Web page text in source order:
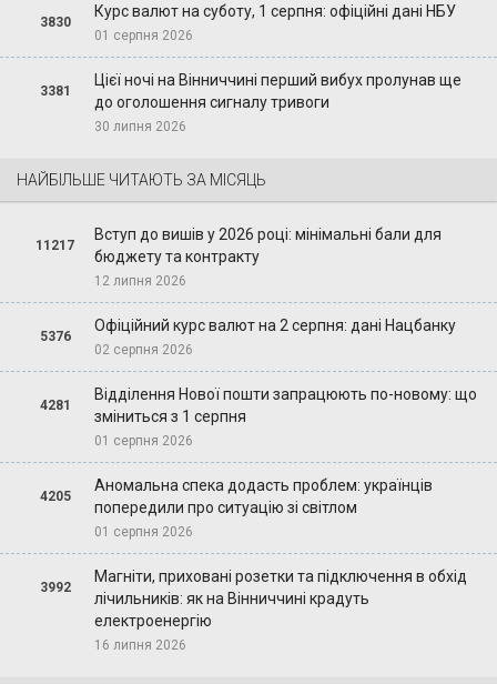
3830
Курс валют на суботу, 1 серпня: офіційні дані НБУ
01 серпня 2026
3381
Цієї ночі на Вінниччині перший вибух пролунав ще
до оголошення сигналу тривоги
30 липня 2026
НАЙБІЛЬШЕ ЧИТАЮТЬ ЗА МІСЯЦЬ
11217
Вступ до вишів у 2026 році: мінімальні бали для
бюджету та контракту
12 липня 2026
5376
Офіційний курс валют на 2 серпня: дані Нацбанку
02 серпня 2026
4281
Відділення Нової пошти запрацюють по-новому: що
зміниться з 1 серпня
01 серпня 2026
4205
Аномальна спека додасть проблем: українців
попередили про ситуацію зі світлом
01 серпня 2026
3992
Магніти, приховані розетки та підключення в обхід
лічильників: як на Вінниччині крадуть
електроенергію
16 липня 2026